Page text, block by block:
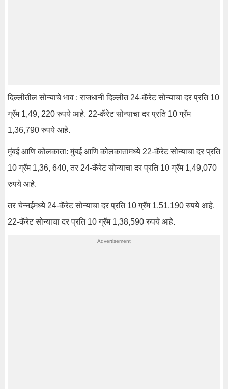
दिल्लीतील सोन्याचे भाव : राजधानी दिल्लीत 24-कॅरेट सोन्याचा दर प्रति 10
ग्रॅम 1,49, 220 रुपये आहे. 22-कॅरेट सोन्याचा दर प्रति 10 ग्रॅम
1,36,790 रुपये आहे.
मुंबई आणि कोलकाता: मुंबई आणि कोलकातामध्ये 22-कॅरेट सोन्याचा दर प्रति
10 ग्रॅम 1,36, 640, तर 24-कॅरेट सोन्याचा दर प्रति 10 ग्रॅम 1,49,070
रुपये आहे.
तर चेन्नईमध्ये 24-कॅरेट सोन्याचा दर प्रति 10 ग्रॅम 1,51,190 रुपये आहे.
22-कॅरेट सोन्याचा दर प्रति 10 ग्रॅम 1,38,590 रुपये आहे.